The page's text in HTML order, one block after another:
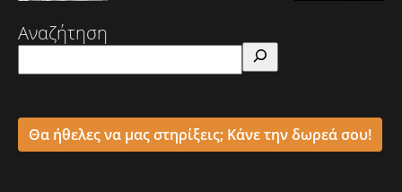
Αναζήτηση
Θα ήθελες να μας στηρίξεις; Κάνε την δωρεά σου!